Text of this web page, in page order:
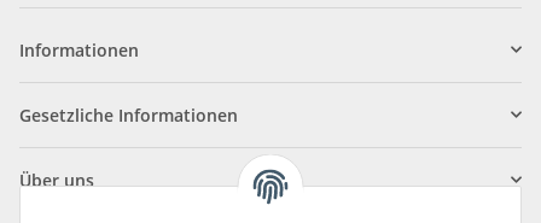
Informationen
Gesetzliche Informationen
Über uns